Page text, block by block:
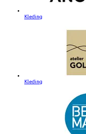
Kleding
Kleding